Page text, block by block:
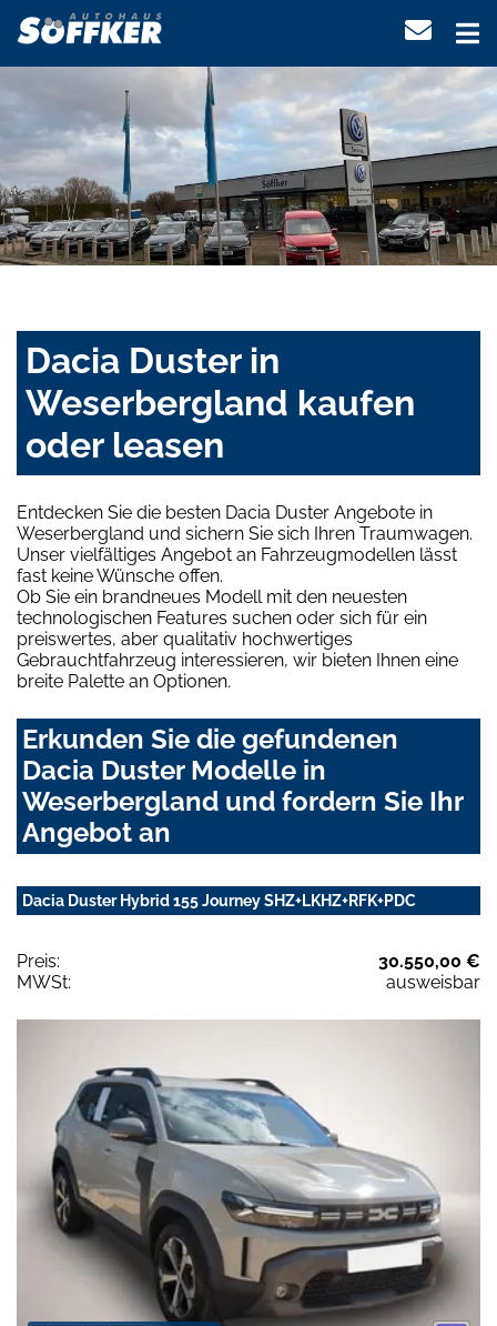
Dacia Duster in
Weserbergland kaufen
oder leasen
Entdecken Sie die besten Dacia Duster Angebote in
Weserbergland und sichern Sie sich Ihren Traumwagen.
Unser vielfältiges Angebot an Fahrzeugmodellen lässt
fast keine Wünsche offen.
Ob Sie ein brandneues Modell mit den neuesten
technologischen Features suchen oder sich für ein
preiswertes, aber qualitativ hochwertiges
Gebrauchtfahrzeug interessieren, wir bieten Ihnen eine
breite Palette an Optionen.
Erkunden Sie die gefundenen
Dacia Duster Modelle in
Weserbergland und fordern Sie Ihr
Angebot an
Dacia Duster Hybrid 155 Journey SHZ+LKHZ+RFK+PDC
Preis:
30.550,00 €
MWSt:
ausweisbar